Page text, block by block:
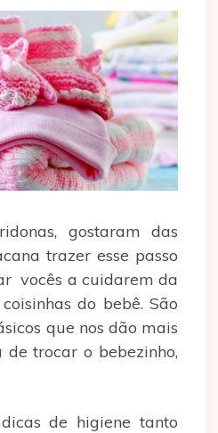
gostaram das
trazer esse passo
vocês a cuidarem da
do bebê. São
que nos dão mais
trocar o bebezinho,
de higiene tanto